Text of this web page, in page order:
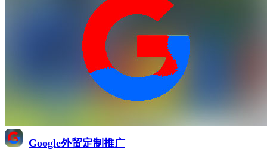
Google外贸定制推广